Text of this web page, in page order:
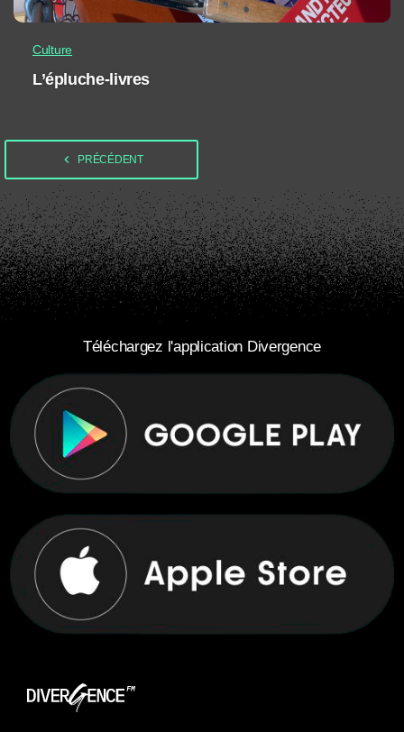
Culture
L’épluche-livres
navigate_before PRÉCÉDENT
Téléchargez l'application Divergence